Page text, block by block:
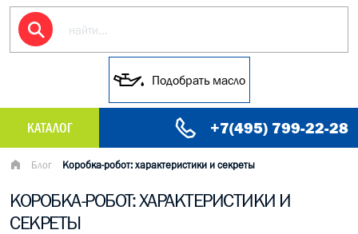
Подобрать масло
КАТАЛОГ +7(495) 799-22-28
МАСЛО МОТОРНОЕ
ГРУЗОВЫЕ МАСЛА
Блог Коробка-робот: характеристики и секреты
КОРОБКА-РОБОТ: ХАРАКТЕРИСТИКИ И
СЕКРЕТЫ